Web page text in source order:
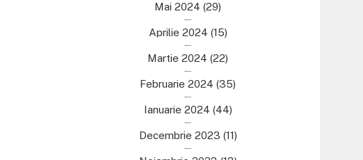
Mai 2024 (29)
Aprilie 2024 (15)
Martie 2024 (22)
Februarie 2024 (35)
Ianuarie 2024 (44)
Decembrie 2023 (11)